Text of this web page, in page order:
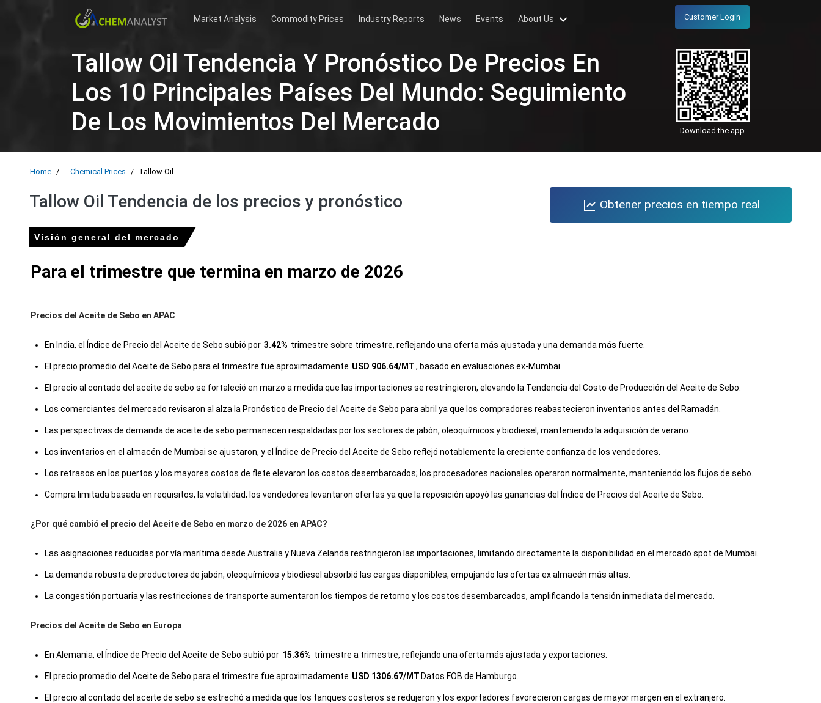
Market Analysis Commodity Prices Industry Reports News Events About Us Customer Login
Tallow Oil Tendencia Y Pronóstico De Precios En
Los 10 Principales Países Del Mundo: Seguimiento
De Los Movimientos Del Mercado
Download the app
Home Chemical Prices Tallow Oil
Tallow Oil Tendencia de los precios y pronóstico Obtener precios en tiempo real
Visión general del mercado
Para el trimestre que termina en marzo de 2026
Precios del Aceite de Sebo en APAC
En India, el Índice de Precio del Aceite de Sebo subió por 3.42% trimestre sobre trimestre, reflejando una oferta más ajustada y una demanda más fuerte.
El precio promedio del Aceite de Sebo para el trimestre fue aproximadamente USD 906.64/MT, basado en evaluaciones ex-Mumbai.
El precio al contado del aceite de sebo se fortaleció en marzo a medida que las importaciones se restringieron, elevando la Tendencia del Costo de Producción del Aceite de Sebo.
Los comerciantes del mercado revisaron al alza la Pronóstico de Precio del Aceite de Sebo para abril ya que los compradores reabastecieron inventarios antes del Ramadán.
Las perspectivas de demanda de aceite de sebo permanecen respaldadas por los sectores de jabón, oleoquímicos y biodiesel, manteniendo la adquisición de verano.
Los inventarios en el almacén de Mumbai se ajustaron, y el Índice de Precio del Aceite de Sebo reflejó notablemente la creciente confianza de los vendedores.
Los retrasos en los puertos y los mayores costos de flete elevaron los costos desembarcados; los procesadores nacionales operaron normalmente, manteniendo los flujos de sebo.
Compra limitada basada en requisitos, la volatilidad; los vendedores levantaron ofertas ya que la reposición apoyó las ganancias del Índice de Precios del Aceite de Sebo.
¿Por qué cambió el precio del Aceite de Sebo en marzo de 2026 en APAC?
Las asignaciones reducidas por vía marítima desde Australia y Nueva Zelanda restringieron las importaciones, limitando directamente la disponibilidad en el mercado spot de Mumbai.
La demanda robusta de productores de jabón, oleoquímicos y biodiesel absorbió las cargas disponibles, empujando las ofertas ex almacén más altas.
La congestión portuaria y las restricciones de transporte aumentaron los tiempos de retorno y los costos desembarcados, amplificando la tensión inmediata del mercado.
Precios del Aceite de Sebo en Europa
En Alemania, el Índice de Precio del Aceite de Sebo subió por 15.36% trimestre a trimestre, reflejando una oferta más ajustada y exportaciones.
El precio promedio del Aceite de Sebo para el trimestre fue aproximadamente USD 1306.67/MT Datos FOB de Hamburgo.
El precio al contado del aceite de sebo se estrechó a medida que los tanques costeros se redujeron y los exportadores favorecieron cargas de mayor margen en el extranjero.